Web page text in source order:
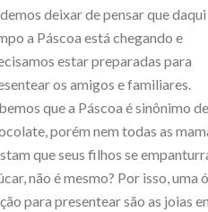
deixar de pensar que
a Páscoa está chegando e
estar preparadas para
os amigos e familiares.
que a Páscoa é sinônimo
porém nem todas as
que seus filhos se
não é mesmo? Por isso, uma
para presentear são as joias